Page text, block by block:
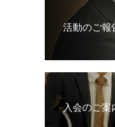
活動のご報
入会のご案